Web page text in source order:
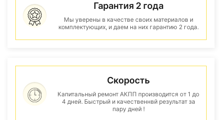
Гарантия 2 года
Мы уверены в качестве своих материалов и
комплектующих, и даем на них гарантию 2 года.
Скорость
Капитальный ремонт АКПП производится от 1 до
4 дней. Быстрый и качественнвй результат за
пару дней !